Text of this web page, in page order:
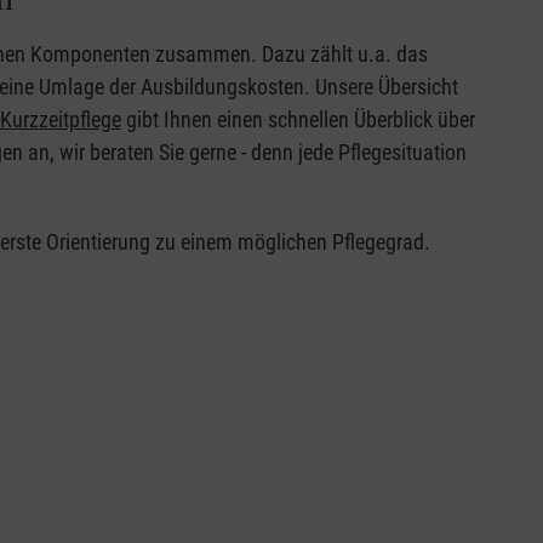
Komponenten zusammen. Dazu zählt u.a. das
Umlage der Ausbildungskosten. Unsere Übersicht
Kurzzeitpflegegibt Ihnen einen schnellen Überblick über
an, wir beraten Sie gerne - denn jede Pflegesituation
Orientierung zu einem möglichen Pflegegrad.